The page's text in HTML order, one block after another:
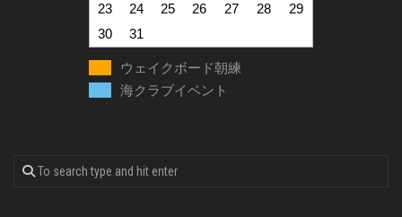
23
24 25 26 27 28
29
30
31
ウェイクボード朝練
海クラブイベント